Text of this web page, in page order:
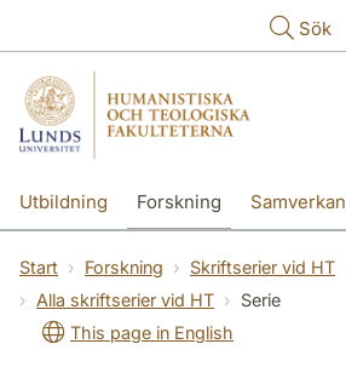
Sök
Utbildning Forskning Samverkan
Start Forskning
Skriftserier vid HT
Alla skriftserier vid HT
Serie
This page in English